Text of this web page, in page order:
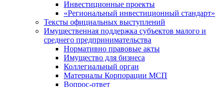
Инвестиционные проекты
«Региональный инвестиционный стандарт»
Тексты официальных выступлений
Имущественная поддержка субъектов малого и
среднего предпринимательства
Нормативно правовые акты
Имущество для бизнеса
Коллегиальный орган
Материалы Корпорации МСП
Вопрос-ответ